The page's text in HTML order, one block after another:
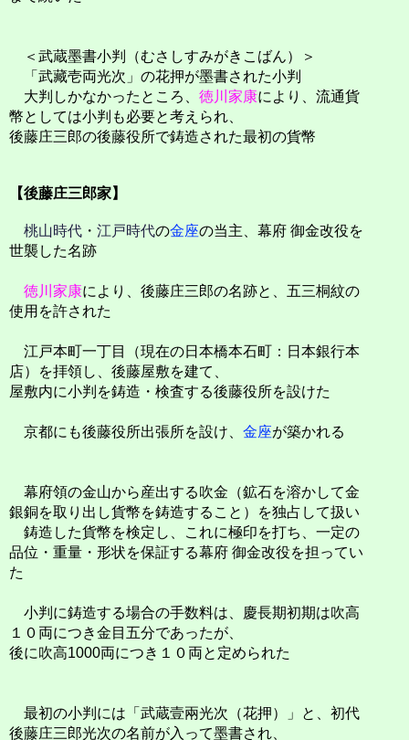
＜武蔵墨書小判（むさしすみがきこばん）＞
「武藏壱両光次」の花押が墨書された小判
大判しかなかったところ、 徳川家康により、流通貨
幣としては小判も必要と考えられ、
後藤庄三郎の後藤役所で鋳造された最初の貨幣
【後藤庄三郎家】
桃山時代 ・ 江戸時代の金座の当主、幕府 御金改役を
世襲した名跡
徳川家康により、後藤庄三郎の名跡と、五三桐紋の
使用を許された
江戸本町一丁目（現在の日本橋本石町：日本銀行本
店）を拝領し、後藤屋敷を建て、
屋敷内に小判を鋳造・検査する後藤役所を設けた
京都にも後藤役所出張所を設け、 金座が築かれる
幕府領の金山から産出する吹金（鉱石を溶かして金
銀銅を取り出し貨幣を鋳造すること）を独占して扱い
鋳造した貨幣を検定し、これに極印を打ち、一定の
品位・重量・形状を保証する幕府 御金改役を担ってい
た
小判に鋳造する場合の手数料は、慶長期初期は吹高
１０両につき金目五分であったが、
後に吹高1000両につき１０両と定められた
最初の小判には「武蔵壹兩光次（花押）」と、初代
後藤庄三郎光次の名前が入って墨書され、